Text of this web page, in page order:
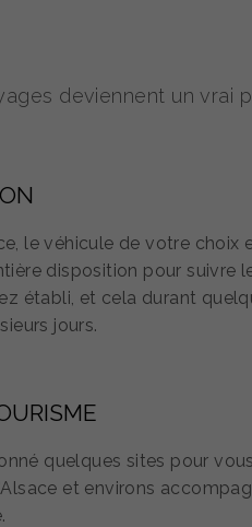
deviennent un vrai
le véhicule de votre choix
disposition pour suivre
établi, et cela durant
jours.
quelques sites pour
et environs